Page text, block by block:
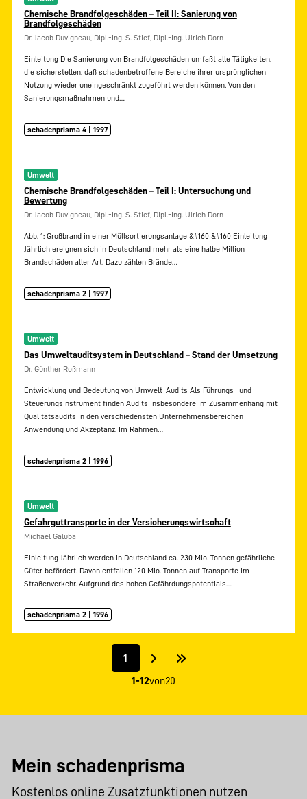
Chemische Brandfolgeschäden – Teil II: Sanierung von
Brandfolgeschäden
Dr. Jacob Duvigneau, Dipl.-Ing. S. Stief, Dipl.-Ing. Ulrich Dorn
Einleitung Die Sanierung von Brandfolgeschäden umfaßt alle Tätigkeiten,
die sicherstellen, daß schadenbetroffene Bereiche ihrer ursprünglichen
Nutzung wieder uneingeschränkt zugeführt werden können. Von den
Sanierungsmaßnahmen und…
schadenprisma 4 | 1997
Umwelt
Chemische Brandfolgeschäden – Teil I: Untersuchung und
Bewertung
Dr. Jacob Duvigneau, Dipl.-Ing. S. Stief, Dipl.-Ing. Ulrich Dorn
Abb. 1: Großbrand in einer Müllsortierungsanlage &#160 &#160 Einleitung
Jährlich ereignen sich in Deutschland mehr als eine halbe Million
Brandschäden aller Art. Dazu zählen Brände…
schadenprisma 2 | 1997
Umwelt
Das Umweltauditsystem in Deutschland – Stand der Umsetzung
Dr. Günther Roßmann
Entwicklung und Bedeutung von Umwelt-Audits Als Führungs- und
Steuerungsinstrument finden Audits insbesondere im Zusammenhang mit
Qualitätsaudits in den verschiedensten Unternehmensbereichen
Anwendung und Akzeptanz. Im Rahmen…
schadenprisma 2 | 1996
Umwelt
Gefahrguttransporte in der Versicherungswirtschaft
Michael Galuba
Einleitung Jährlich werden in Deutschland ca. 230 Mio. Tonnen gefährliche
Güter befördert. Davon entfallen 120 Mio. Tonnen auf Transporte im
Straßenverkehr. Aufgrund des hohen Gefährdungspotentials…
schadenprisma 2 | 1996
1
1-12von20
Mein schadenprisma
Kostenlos online Zusatzfunktionen nutzen